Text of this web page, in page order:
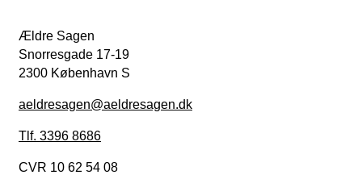
Ældre Sagen
Snorresgade 17-19
2300 København S
aeldresagen@aeldresagen.dk
Tlf. 3396 8686
CVR 10 62 54 08